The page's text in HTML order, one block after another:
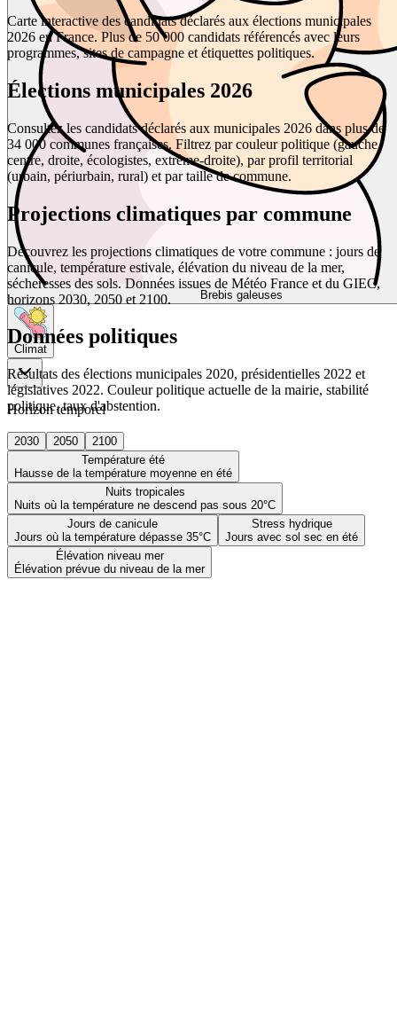
Brebis galeuses
Climat
Horizon temporel
2030 2050
2100
Température été
Hausse de la température moyenne en été
Nuits tropicales
Nuits où la température ne descend pas sous 20°C
Jours de canicule
Jours où la température dépasse 35°C
Stress hydrique
Jours avec sol sec en été
Élévation niveau mer
Élévation prévue du niveau de la mer
Carte interactive des candidats déclarés aux élections municipales
2026 en France. Plus de 50 000 candidats référencés avec leurs
programmes, sites de campagne et étiquettes politiques.
Élections municipales 2026
Consultez les candidats déclarés aux municipales 2026 dans plus de
34 000 communes françaises. Filtrez par couleur politique (gauche,
centre, droite, écologistes, extrême-droite), par profil territorial
(urbain, périurbain, rural) et par taille de commune.
Projections climatiques par commune
Découvrez les projections climatiques de votre commune : jours de
canicule, température estivale, élévation du niveau de la mer,
sécheresses des sols. Données issues de Météo France et du GIEC,
horizons 2030, 2050 et 2100.
Données politiques
Résultats des élections municipales 2020, présidentielles 2022 et
législatives 2022. Couleur politique actuelle de la mairie, stabilité
politique, taux d'abstention.